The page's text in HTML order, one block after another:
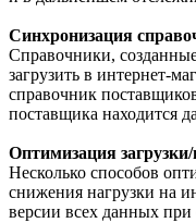
Синхронизация
Справочники,
загрузить в интернет-
справочник
поставщика находится
Оптимизация
Несколько способов
снижения нагрузки на
версии всех данных при